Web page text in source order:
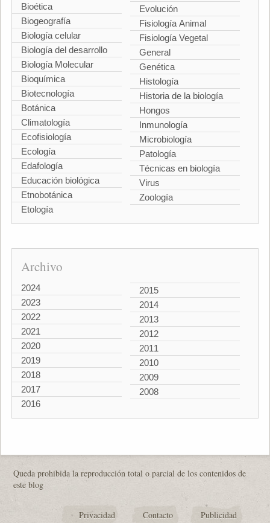
Bioética
Biogeografía
Biología celular
Biología del desarrollo
Biología Molecular
Bioquímica
Biotecnología
Botánica
Climatología
Ecofisiología
Ecología
Edafología
Educación biológica
Etnobotánica
Etología
Evolución
Fisiología Animal
Fisiología Vegetal
General
Genética
Histología
Historia de la biología
Hongos
Inmunología
Microbiología
Patología
Técnicas en biología
Virus
Zoología
Archivo
2024
2023
2022
2021
2020
2019
2018
2017
2016
2015
2014
2013
2012
2011
2010
2009
2008
Queda prohibida la reproducción total o parcial de los contenidos de
este blog
Privacidad Contacto Publicidad